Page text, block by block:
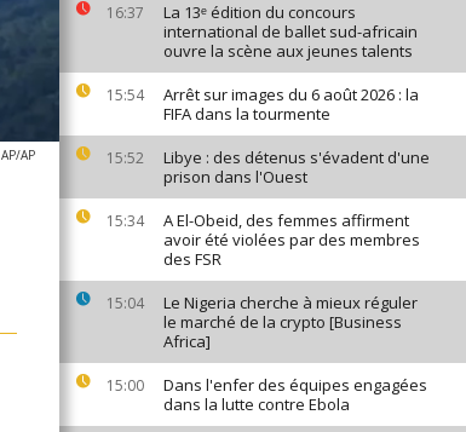
16:37
La 13ᵉ édition du concours
international de ballet sud-africain
ouvre la scène aux jeunes talents
15:54
Arrêt sur images du 6 août 2026 : la
FIFA dans la tourmente
15:52
Libye : des détenus s'évadent d'une
prison dans l'Ouest
15:34
A El-Obeid, des femmes affirment
avoir été violées par des membres
des FSR
15:04
Le Nigeria cherche à mieux réguler
le marché de la crypto [Business
Africa]
15:00
Dans l'enfer des équipes engagées
dans la lutte contre Ebola
AP/AP